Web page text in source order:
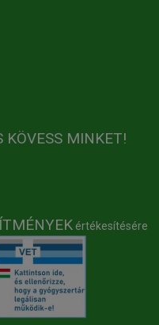
KÖVESS MINKET!
értékesítésére